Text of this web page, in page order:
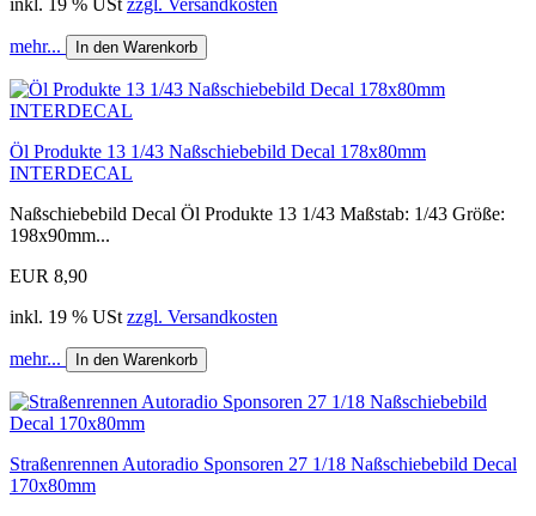
inkl. 19 % USt zzgl. Versandkosten
mehr... In den Warenkorb
Öl Produkte 13 1/43 Naßschiebebild Decal 178x80mm
INTERDECAL
Naßschiebebild Decal Öl Produkte 13 1/43 Maßstab: 1/43 Größe:
198x90mm...
EUR 8,90
inkl. 19 % USt zzgl. Versandkosten
mehr... In den Warenkorb
Straßenrennen Autoradio Sponsoren 27 1/18 Naßschiebebild Decal
170x80mm